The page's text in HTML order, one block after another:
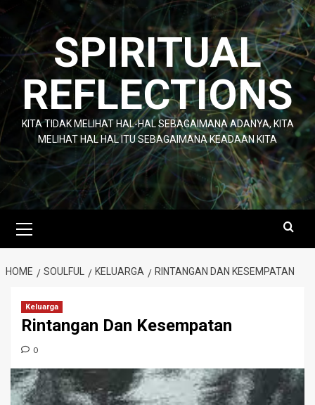
Skip
content
SPIRITUAL
REFLECTIONS
KITA TIDAK MELIHAT HAL-HAL SEBAGAIMANA ADANYA, KITA
MELIHAT HAL HAL ITU SEBAGAIMANA KEADAAN KITA
Menu
HOME SOULFUL KELUARGA RINTANGAN DAN KESEMPATAN
Keluarga
Rintangan Dan Kesempatan
0